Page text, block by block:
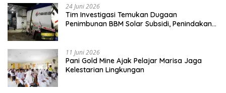
24 Juni 2026
Tim Investigasi Temukan Dugaan
Penimbunan BBM Solar Subsidi, Penindakan
11 Juni 2026
Pani Gold Mine Ajak Pelajar Marisa Jaga
Kelestarian Lingkungan